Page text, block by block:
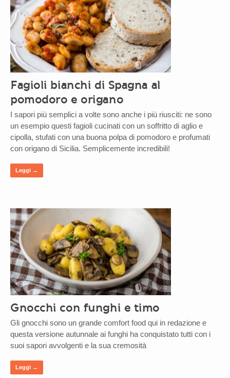
Fagioli bianchi di Spagna al
pomodoro e origano
I sapori più semplici a volte sono anche i più riusciti: ne sono
un esempio questi fagioli cucinati con un soffritto di aglio e
cipolla, stufati con una buona polpa di pomodoro e profumati
con origano di Sicilia. Semplicemente incredibili!
Leggi →
Gnocchi con funghi e timo
Gli gnocchi sono un grande comfort food qui in redazione e
questa versione autunnale ai funghi ha conquistato tutti con i
suoi sapori avvolgenti e la sua cremosità
Leggi →